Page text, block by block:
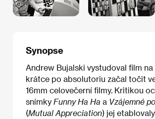
Synopse
Andrew Bujalski vystudoval film na
krátce po absolutoriu začal točit
16mm celovečerní filmy. Kritikou
snímky Funny Ha Ha a Vzájemné
(Mutual Appreciation) jej